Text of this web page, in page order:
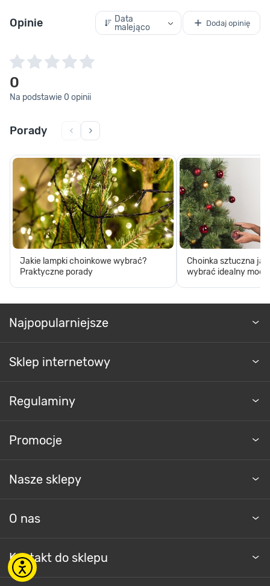
Opinie
Data
malejąco
Dodaj opinię
0
Na podstawie 0 opinii
Porady
Jakie lampki choinkowe wybrać?
Praktyczne porady
Choinka sztuczna
wybrać idealny
Najpopularniejsze
Sklep internetowy
Regulaminy
Promocje
Nasze sklepy
O nas
Kontakt do sklepu